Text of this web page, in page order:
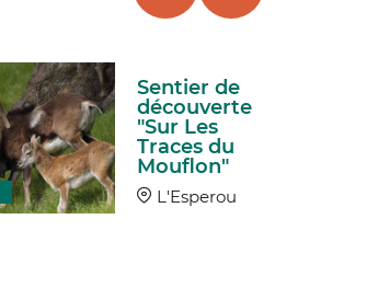
Sentier de
découverte
"Sur Les
Traces du
Mouflon"
L'Esperou